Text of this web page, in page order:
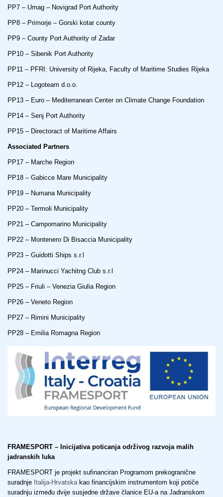
PP7 – Umag – Novigrad Port Authority
PP8 – Primorje – Gorski kotar county
PP9 – County Port Authority of Zadar
PP10 – Sibenik Port Authority
PP11 – PFRI: University of Rijeka, Faculty of Maritime Studies Rijeka
PP12 – Logoteam d.o.o.
PP13 – Euro – Mediterranean Center on Climate Change Foundation
PP14 – Senj Port Authority
PP15 – Directoract of Maritime Affairs
Associated Partners
PP17 – Marche Region
PP18 – Gabicce Mare Municipality
PP19 – Numana Municipality
PP20 – Termoli Municipality
PP21 – Campomarino Municipality
PP22 – Montenero Di Bisaccia Municipality
PP23 – Guidotti Ships s.r.l
PP24 – Marinucci Yachitng Club s.r.l
PP25 – Friuli – Venezia Giulia Region
PP26 – Veneto Region
PP27 – Rimini Municipality
PP28 – Emilia Romagna Region
FRAMESPORT – Inicijativa poticanja održivog razvoja malih
jadranskih luka
FRAMESPORT je projekt sufinanciran Programom prekogranične
suradnje Italija-Hrvatska kao financijskim instrumentom koji potiče
suradnju između dvije susjedne države članice EU-a na Jadranskom